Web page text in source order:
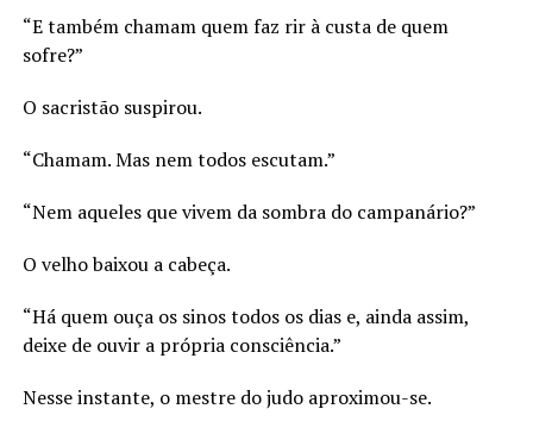
“E também chamam quem faz rir à custa de quem
sofre?”
O sacristão suspirou.
“Chamam. Mas nem todos escutam.”
“Nem aqueles que vivem da sombra do campanário?”
O velho baixou a cabeça.
“Há quem ouça os sinos todos os dias e, ainda assim,
deixe de ouvir a própria consciência.”
Nesse instante, o mestre do judo aproximou-se.